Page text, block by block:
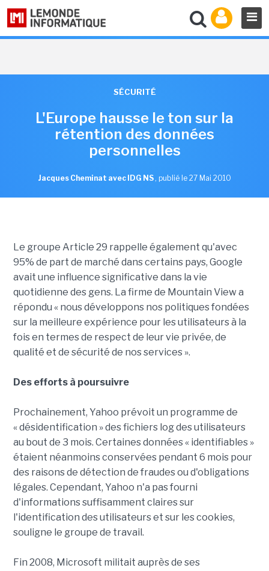
SÉCURITÉ
L'Europe hausse le ton sur la
rétention des données
personnelles
Jacques Cheminat avec IDG NS , publié le 27 Mai 2010
Le groupe Article 29 rappelle également qu'avec
95% de part de marché dans certains pays, Google
avait une influence significative dans la vie
quotidienne des gens. La firme de Mountain View a
répondu « nous développons nos politiques fondées
sur la meilleure expérience pour les utilisateurs à la
fois en termes de respect de leur vie privée, de
qualité et de sécurité de nos services ».
Des efforts à poursuivre
Prochainement, Yahoo prévoit un programme de
« désidentification » des fichiers log des utilisateurs
au bout de 3 mois. Certaines données « identifiables »
étaient néanmoins conservées pendant 6 mois pour
des raisons de détection de fraudes ou d'obligations
légales. Cependant, Yahoo n'a pas fourni
d'informations suffisamment claires sur
l'identification des utilisateurs et sur les cookies,
souligne le groupe de travail.
Fin 2008, Microsoft militait auprès de ses